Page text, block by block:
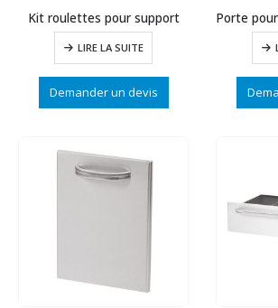
Kit roulettes pour support
LIRE LA SUITE
Demander un devis